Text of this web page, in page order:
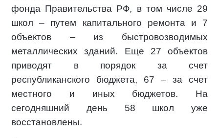
фонда Правительства РФ, в том числе 29
школ – путем капитального ремонта и 7
объектов – из быстровозводимых
металлических зданий. Еще 27 объектов
приводят в порядок за счет
республиканского бюджета, 67 – за счет
местного и иных бюджетов. На
сегодняшний день 58 школ уже
восстановлены.